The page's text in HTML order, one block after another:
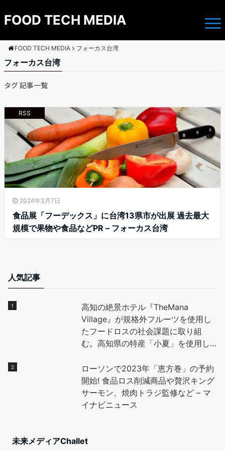
FOOD TECH MEDIA
FOOD TECH MEDIA フォーカス台湾
フォーカス台湾
タグ 記事一覧
RSS
2024年3月7日
食品展「フーデックス」に台湾13県市が出展 過去最大
規模で果物や食品などPR – フォーカス台湾
人気記事
高知の絶景ホテル『TheMana
Village』が規格外フルーツを使用し
たフードロスの社会課題に取り組
む。高知県の特産「小夏」を使用し
全国に魅力を発信。 – PR TIMES
ローソンで2023年「恵方巻」の予約
開始! 食品ロス削減商品や贅沢キング
サーモン、焼肉トラジ監修など – マ
イナビニュース
未来メディアChallet